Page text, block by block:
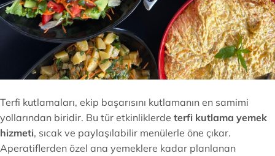
Terfi kutlamaları, ekip başarısını kutlamanın en samimi
yollarından biridir. Bu tür etkinliklerde terfi kutlama yemek
hizmeti, sıcak ve paylaşılabilir menülerle öne çıkar.
Aperatiflerden özel ana yemeklere kadar planlanan